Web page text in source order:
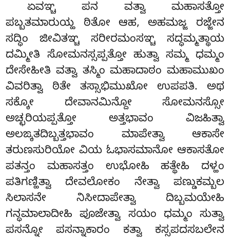
ಏವಞ್ಚ ಪನ ವತ್ವಾ ಮಹಾಸತ್ತೋ
ಪಬ್ಬತಮಾರುಯ್ಹ ಠಿತೋ ಆಹ, ಅಹಮಜ್ಜ ರಜ್ಜೇನ
ಸದ್ಧಿಂ ಜೀವಿತಞ್ಚ ಸರೀರಮಂಸಞ್ಚ ಸದ್ಧಮ್ಮತ್ಥಾಯ
ದಮ್ಮೀತಿ ಸೋಮನಸ್ಸಪ್ಪತ್ತೋ ಹುತ್ವಾ ಸಮ್ಮ ಧಮ್ಮಂ
ದೇಸೇಹೀತಿ ವತ್ವಾ ತಸ್ಮಿಂ ಮಹಾದಾಠಂ ಮಹಾಮುಖಂ
ವಿವರಿತ್ವಾ ಠಿತೇ ತಸ್ಸಾಭಿಮುಖೋ ಉಪಪತಿ. ಅಥ
ಸಕ್ಕೋ ದೇವಾನಮಿನ್ದೋ ಸೋಮನಸ್ಸೋ
ಅಚ್ಛರಿಯಪ್ಪತ್ತೋ ಅತ್ತಭಾವಂ ವಿಜಹಿತ್ವಾ
ಅಲಙ್ಕತದಿಬ್ಬತ್ತಭಾವಂ ಮಾಪೇತ್ವಾ ಆಕಾಸೇ
ತರುಣಸುರಿಯೋ ವಿಯ ಓಭಾಸಮಾನೋ ಆಕಾಸತೋ
ಪತನ್ತಂ ಮಹಾಸತ್ತಂ ಉಭೋಹಿ ಹತ್ಥೇಹಿ ದಳ್ಹಂ
ಪತಿಗಣ್ಹಿತ್ವಾ ದೇವಲೋಕಂ ನೇತ್ವಾ ಪಣ್ಡುಕಮ್ಬಲ
ಸಿಲಾಸನೇ ನಿಸೀದಾಪೇತ್ವಾ ದಿಬ್ಬಮಯೇಹಿ
ಗನ್ಧಮಾಲಾದೀಹಿ ಪೂಜೇತ್ವಾ ಸಯಂ ಧಮ್ಮಂ ಸುತ್ವಾ
ಪಸನ್ನೋ ಪಸನ್ನಾಕಾರಂ ಕತ್ವಾ ಕಸ್ಸಪದಸಬಲೇನ